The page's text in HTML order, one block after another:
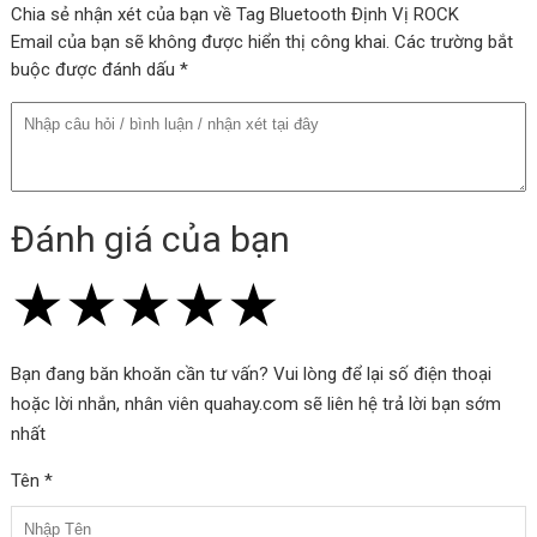
Tính năng Tag Bluetooth Định Vị ROCK
Crayon Shinchan Tag Wireless Smart
Tracker (Thời lượng pin lên tới 365 ngày,
Sử dụng công nghệ Bluetooth, ROCK Tag Wireless Smart Tracker
cho phép bạn dễ dàng xác định vị trí chính xác của vật dụng mà
Thời Lượng Pin Dài
Với thời lượng pin lên tới 365 ngày, bạn không cần phải lo lắng về
việc thường xuyên thay pin cho thiết bị.
Chia sẻ nhận xét của bạn về Tag Bluetooth Định Vị ROCK
Email của bạn sẽ không được hiển thị công khai. Các trường bắt
buộc được đánh dấu *
Đánh giá của bạn
★
★★
★★★
★★★★
★★★★★
Bạn đang băn khoăn cần tư vấn? Vui lòng để lại số điện thoại
hoặc lời nhắn, nhân viên quahay.com sẽ liên hệ trả lời bạn sớm
nhất
Tên *